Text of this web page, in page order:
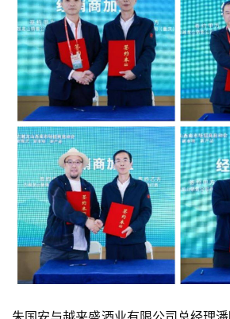
首
公